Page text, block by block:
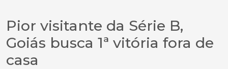
Pior visitante da Série B,
Goiás busca 1ª vitória fora de
casa